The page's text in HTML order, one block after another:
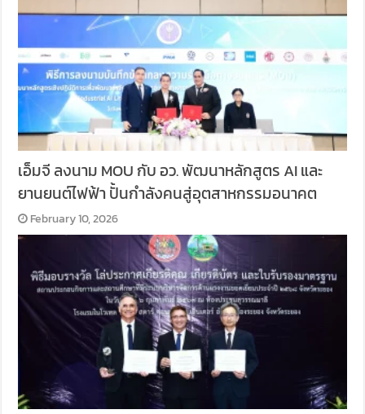
เอ็มจี ลงนาม MOU กับ อว. พัฒนาหลักสูตร AI และ
ยานยนต์ไฟฟ้า ปั้นกำลังคนสู่อุตสาหกรรมอนาคต
February 10, 2026